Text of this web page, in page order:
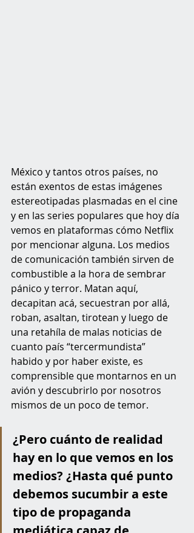
México y tantos otros países, no
están exentos de estas imágenes
estereotipadas plasmadas en el cine
y en las series populares que hoy día
vemos en plataformas cómo Netflix
por mencionar alguna. Los medios
de comunicación también sirven de
combustible a la hora de sembrar
pánico y terror. Matan aquí,
decapitan acá, secuestran por allá,
roban, asaltan, tirotean y luego de
una retahíla de malas noticias de
cuanto país “tercermundista”
habido y por haber existe, es
comprensible que montarnos en un
avión y descubrirlo por nosotros
mismos de un poco de temor.
¿Pero cuánto de realidad
hay en lo que vemos en los
medios? ¿Hasta qué punto
debemos sucumbir a este
tipo de propaganda